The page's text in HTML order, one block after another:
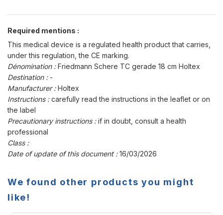
Required mentions :
This medical device is a regulated health product that carries,
under this regulation, the CE marking.
Dénomination :Friedmann Schere TC gerade 18 cm Holtex
Destination : -
Manufacturer :Holtex
Instructions :carefully read the instructions in the leaflet or on
the label
Precautionary instructions :if in doubt, consult a health
professional
Class :
Date of update of this document :16/03/2026
We found other products you might
like!